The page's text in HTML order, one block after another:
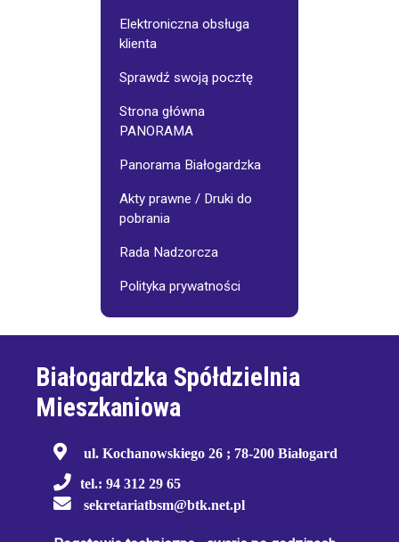
Elektroniczna obsługa
klienta
Sprawdź swoją pocztę
Strona główna
PANORAMA
Panorama Białogardzka
Akty prawne / Druki do
pobrania
Rada Nadzorcza
Polityka prywatności
Białogardzka Spółdzielnia
Mieszkaniowa
ul. Kochanowskiego 26 ; 78-200 Białogard
tel.: 94 312 29 65
sekretariatbsm@btk.net.pl